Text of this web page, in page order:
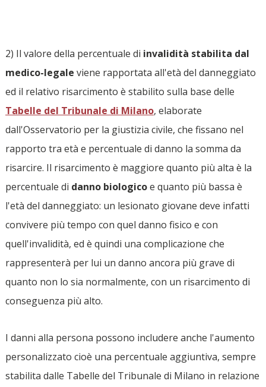
2) Il valore della percentuale di invalidità stabilita dal
medico-legale viene rapportata all'età del danneggiato
ed il relativo risarcimento è stabilito sulla base delle
Tabelle del Tribunale di Milano, elaborate
dall'Osservatorio per la giustizia civile, che fissano nel
rapporto tra età e percentuale di danno la somma da
risarcire. Il risarcimento è maggiore quanto più alta è la
percentuale di danno biologicoe quanto più bassa è
l'età del danneggiato: un lesionato giovane deve infatti
convivere più tempo con quel danno fisico e con
quell'invalidità, ed è quindi una complicazione che
rappresenterà per lui un danno ancora più grave di
quanto non lo sia normalmente, con un risarcimento di
conseguenza più alto.
I danni alla persona possono includere anche l'aumento
personalizzato cioè una percentuale aggiuntiva, sempre
stabilita dalle Tabelle del Tribunale di Milano in relazione